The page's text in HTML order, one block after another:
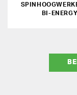
BI-ENERGY